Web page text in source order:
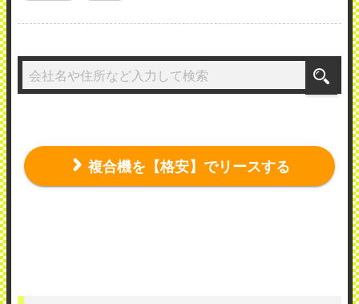
複合機を【格安】でリースする